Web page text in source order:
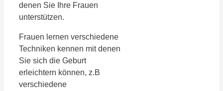
denen Sie Ihre Frauen
unterstützen.
Frauen lernen verschiedene
Techniken kennen mit denen
Sie sich die Geburt
erleichtern können, z.B
verschiedene